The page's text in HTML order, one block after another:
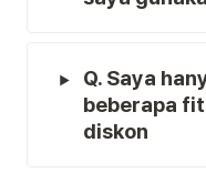
Q. Saya
beberapa
diskon